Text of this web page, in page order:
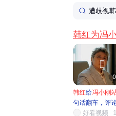
遭歧视
韩红为冯

韩红给冯小刚
句话翻车，评
骂到关...
好看视频